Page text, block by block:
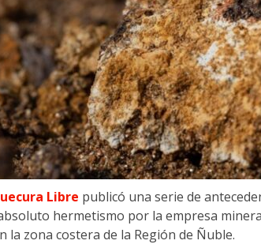
Libre publicó una serie de
hermetismo por la empresa
la zona costera de la Región de Ñuble.